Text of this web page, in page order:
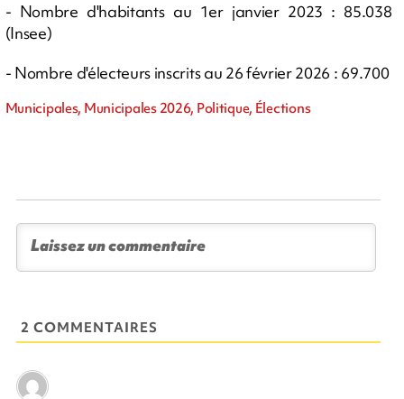
- Nombre d'habitants au 1er janvier 2023 : 85.038
(Insee)
- Nombre d'électeurs inscrits au 26 février 2026 : 69.700
Municipales, Municipales 2026, Politique, Élections
2 COMMENTAIRES